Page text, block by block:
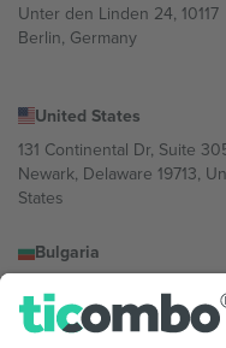
Unter den Linden 24, 10117
Berlin, Germany
United States
131 Continental Dr, Suite
Newark, Delaware 19713,
States
Bulgaria
Totleben 53-55, 1606 Sofia,
Bulgaria